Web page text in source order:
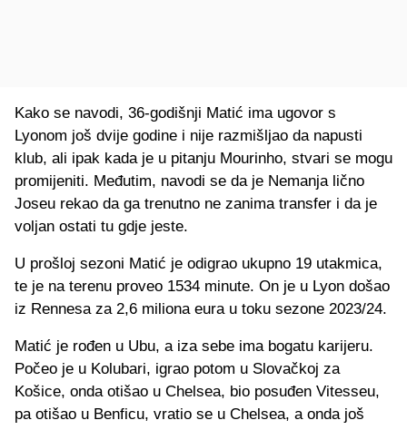
Kako se navodi, 36-godišnji Matić ima ugovor s
Lyonom još dvije godine i nije razmišljao da napusti
klub, ali ipak kada je u pitanju Mourinho, stvari se mogu
promijeniti. Međutim, navodi se da je Nemanja lično
Joseu rekao da ga trenutno ne zanima transfer i da je
voljan ostati tu gdje jeste.
U prošloj sezoni Matić je odigrao ukupno 19 utakmica,
te je na terenu proveo 1534 minute. On je u Lyon došao
iz Rennesa za 2,6 miliona eura u toku sezone 2023/24.
Matić je rođen u Ubu, a iza sebe ima bogatu karijeru.
Počeo je u Kolubari, igrao potom u Slovačkoj za
Košice, onda otišao u Chelsea, bio posuđen Vitesseu,
pa otišao u Benficu, vratio se u Chelsea, a onda još